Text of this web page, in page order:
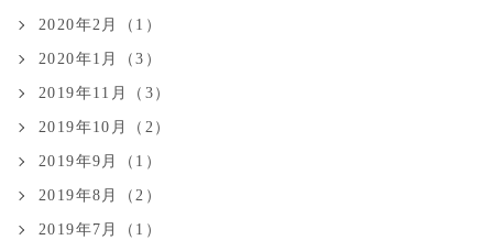
2020年2月（1）
2020年1月（3）
2019年11月（3）
2019年10月（2）
2019年9月（1）
2019年8月（2）
2019年7月（1）